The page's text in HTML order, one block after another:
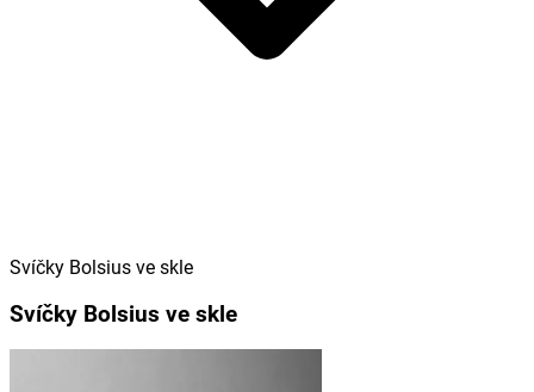
Svíčky Bolsius ve skle
Svíčky Bolsius ve skle